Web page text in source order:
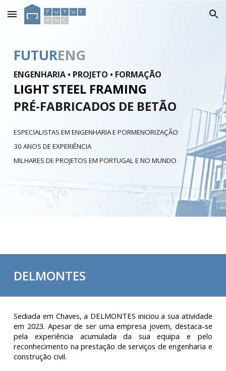
Skip to main content Skip to navigation
FUTURENG
ENGENHARIA • PROJETO • FORMAÇÃO
LIGHT STEEL FRAMING
PRÉ-FABRICADOS DE BETÃO
ESPECIALISTAS EM ENGENHARIA E PORMENORIZAÇÃO
30 ANOS DE EXPERIÊNCIA
MILHARES DE PROJETOS EM PORTUGAL E NO MUNDO
DELMONTES
Sediada em Chaves, a DELMONTES iniciou a sua atividade
em 2023. Apesar de ser uma empresa jovem, destaca-se
pela experiência acumulada da sua equipa e pelo
reconhecimento na prestação de serviços de engenharia e
construção civil.